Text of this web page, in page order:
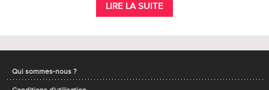
LIRE LA SUITE
Qui sommes-nous ?